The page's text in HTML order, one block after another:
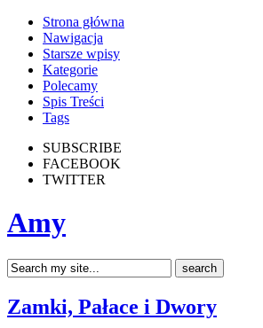
Strona główna
Nawigacja
Starsze wpisy
Kategorie
Polecamy
Spis Treści
Tags
SUBSCRIBE
FACEBOOK
TWITTER
Amy
Zamki, Pałace i Dwory